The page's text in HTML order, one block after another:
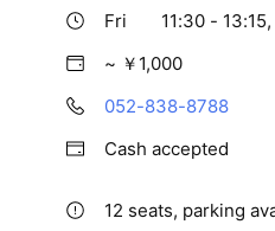
Fri
11:30 -
~ ￥1,000
052-838-8788
Cash accepted
12 seats, parking